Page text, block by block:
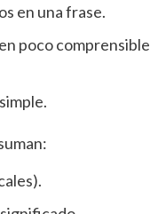
en una frase.
poco